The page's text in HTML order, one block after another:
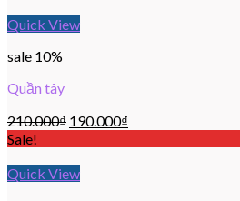
Quick View
sale 10%
Quần tây
210.000₫ 190.000₫
Sale!
Quick View